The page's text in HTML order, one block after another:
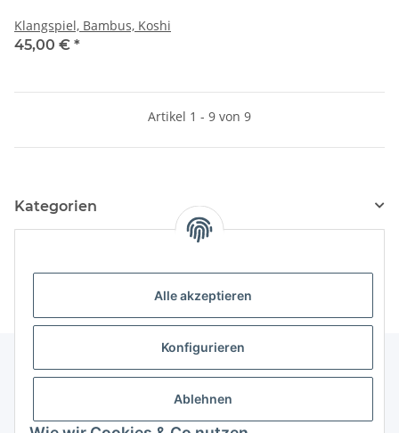
Alle akzeptieren
Konfigurieren
Ablehnen
Klangspiel, Bambus, Koshi
45,00 € *
Artikel 1 - 9 von 9
Kategorien